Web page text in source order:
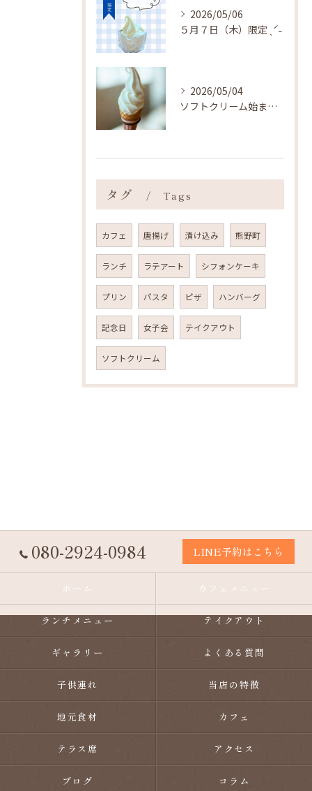
2026/05/06
５月７日（木）限定 ˎˊ˗
2026/05/04
ソフトクリーム始まりました ˎˊ˗
タグ Tags
カフェ 唐揚げ 漬け込み 熊野町
ランチ ラテアート シフォンケーキ
プリン パスタ ピザ ハンバーグ
記念日 女子会 テイクアウト
ソフトクリーム
080-2924-0984 LINE予約はこちら
ホーム カフェメニュー
ランチメニュー テイクアウト
ギャラリー よくある質問
子供連れ 当店の特徴
地元食材 カフェ
テラス席 アクセス
ブログ コラム